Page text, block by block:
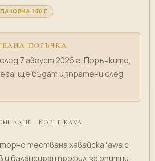
150 Г
ПОРЪЧКА
7 август 2026 г. Поръчките,
ще бъдат изпратени след
- NOBLE KAVA
тествана хавайска ʻawa с
и балансиран профил за опитни